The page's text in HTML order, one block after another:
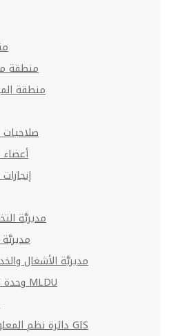
منطقة
منطقة
مديريَّة
مديريَّة الأشغال
وحدة التنمية المحليَّة MLDU
دائرة نظم المعلومات الجغرافيَّة GIS